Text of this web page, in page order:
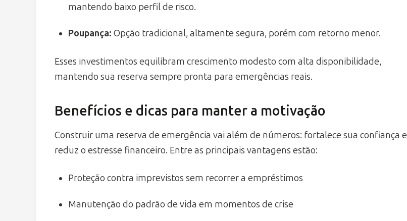
mantendo baixo perfil de risco.
Poupança: Opção tradicional, altamente segura, porém com retorno menor.
Esses investimentos equilibram crescimento modesto com alta disponibilidade,
mantendo sua reserva sempre pronta para emergências reais.
Benefícios e dicas para manter a motivação
Construir uma reserva de emergência vai além de números: fortalece sua confiança e
reduz o estresse financeiro. Entre as principais vantagens estão:
Proteção contra imprevistos sem recorrer a empréstimos
Manutenção do padrão de vida em momentos de crise